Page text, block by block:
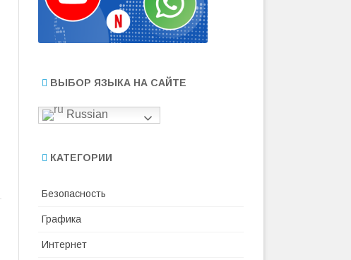
ВЫБОР ЯЗЫКА НА САЙТЕ
Russian
КАТЕГОРИИ
Безопасность
Графика
Интернет